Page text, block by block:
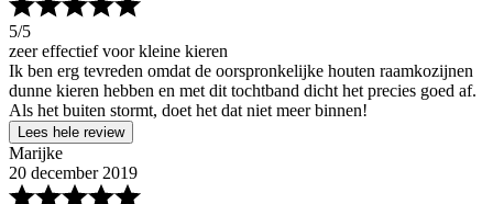
5/5
zeer effectief voor kleine kieren
Ik ben erg tevreden omdat de oorspronkelijke houten raamkozijnen
dunne kieren hebben en met dit tochtband dicht het precies goed af.
Als het buiten stormt, doet het dat niet meer binnen!
Lees hele review
Marijke
20 december 2019